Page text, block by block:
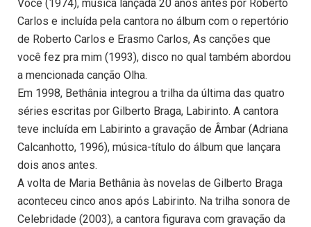
Você (1974), música lançada 20 anos antes por Roberto
Carlos e incluída pela cantora no álbum com o repertório
de Roberto Carlos e Erasmo Carlos, As canções que
você fez pra mim (1993), disco no qual também abordou
a mencionada canção Olha.
Em 1998, Bethânia integrou a trilha da última das quatro
séries escritas por Gilberto Braga, Labirinto. A cantora
teve incluída em Labirinto a gravação de Âmbar (Adriana
Calcanhotto, 1996), música-título do álbum que lançara
dois anos antes.
A volta de Maria Bethânia às novelas de Gilberto Braga
aconteceu cinco anos após Labirinto. Na trilha sonora de
Celebridade (2003), a cantora figurava com gravação da